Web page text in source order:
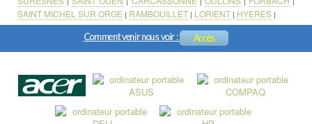
SAINT MICHEL SUR ORGE | RAMBOUILLET | LORIENT | HYERES |
Comment venir nous voir : Accès